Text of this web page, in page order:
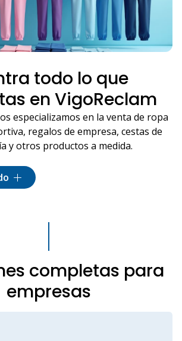
todo lo que
en VigoReclam
especializamos en la venta de ropa
regalos de empresa, cestas de
y otros productos a medida.
donde puedas encontrar todo
desdeexquisitos regalos
con nosotros o visita nuestra tienda
por qué somos la opción
tus necesidades. ¡Te esperamos!
completas para
empresas